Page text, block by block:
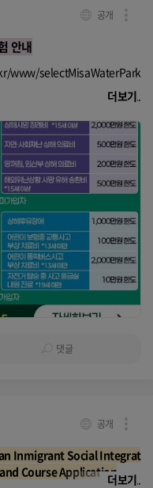
공개
안내
www/selectMisaWaterPark
더보기
댓글
공개
Inmigrant Social Integrat
Course Application
더보기